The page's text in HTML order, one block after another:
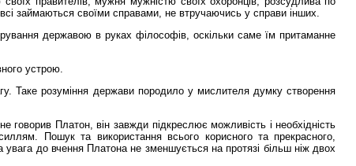
займаються своїми справами, не втручаючись у справи інших.
державою в руках філософів, оскільки саме їм притаманне
устрою.
Таке розуміння держави породило у мислителя думку створення
Платон, він завжди підкреслює можливість і необхідність
Пошук та використання всього корисного та прекрасного,
до вчення Платона не зменшується на протязі більш ніж двох